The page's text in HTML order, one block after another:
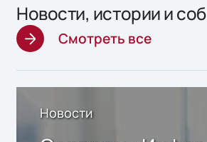
Новости, истории и
Смотреть все
Новости